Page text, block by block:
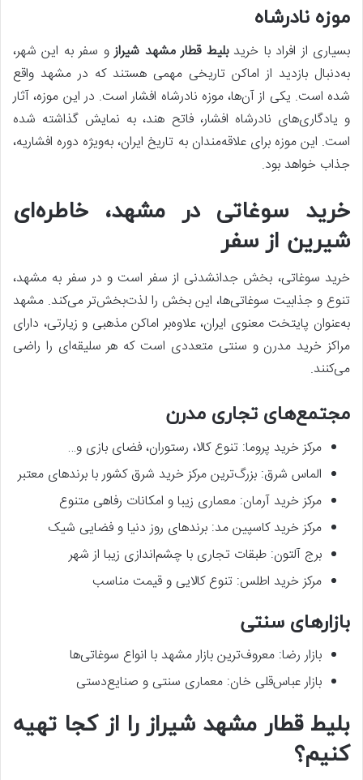
موزه نادرشاه
بسیاری از افراد با خریدبلیط قطار مشهد شیرازو سفر به این شهر،
به‌دنبال بازدید از اماکن تاریخی مهمی هستند که در مشهد واقع
شده است. یکی از آن‌ها، موزه نادرشاه افشار است. در این موزه، آثار
و یادگاری‌های نادرشاه افشار، فاتح هند، به نمایش گذاشته شده
است. این موزه برای علاقه‌مندان به تاریخ ایران، به‌ویژه دوره افشاریه،
جذاب خواهد بود.
خرید سوغاتی در مشهد، خاطره‌ای
شیرین از سفر
خرید سوغاتی، بخش جدانشدنی از سفر است و در سفر به مشهد،
تنوع و جذابیت سوغاتی‌ها، این بخش را لذت‌بخش‌تر می‌کند. مشهد
به‌عنوان پایتخت معنوی ایران، علاوه‌بر اماکن مذهبی و زیارتی، دارای
مراکز خرید مدرن و سنتی متعددی است که هر سلیقه‌ای را راضی
می‌کنند.
مجتمع‌های تجاری مدرن
مرکز خرید پروما: تنوع کالا، رستوران، فضای بازی و…
الماس شرق: بزرگ‌ترین مرکز خرید شرق کشور با برندهای معتبر
مرکز خرید آرمان: معماری زیبا و امکانات رفاهی متنوع
مرکز خرید کاسپین مد: برندهای روز دنیا و فضایی شیک
برج آلتون: طبقات تجاری با چشم‌اندازی زیبا از شهر
مرکز خرید اطلس: تنوع کالایی و قیمت مناسب
بازارهای سنتی
بازار رضا: معروف‌ترین بازار مشهد با انواع سوغاتی‌ها
بازار عباس‌قلی خان: معماری سنتی و صنایع‌دستی
بلیط قطار مشهد شیراز را از کجا تهیه
کنیم؟